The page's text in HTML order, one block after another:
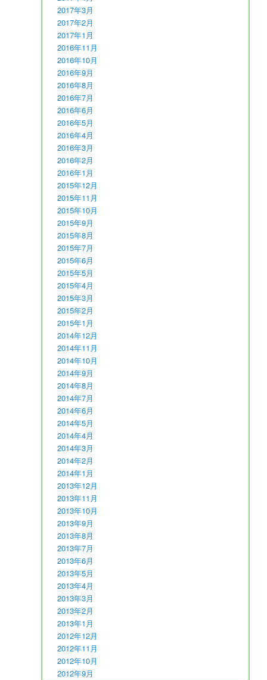
2017年3月
2017年2月
2017年1月
2016年11月
2016年10月
2016年9月
2016年8月
2016年7月
2016年6月
2016年5月
2016年4月
2016年3月
2016年2月
2016年1月
2015年12月
2015年11月
2015年10月
2015年9月
2015年8月
2015年7月
2015年6月
2015年5月
2015年4月
2015年3月
2015年2月
2015年1月
2014年12月
2014年11月
2014年10月
2014年9月
2014年8月
2014年7月
2014年6月
2014年5月
2014年4月
2014年3月
2014年2月
2014年1月
2013年12月
2013年11月
2013年10月
2013年9月
2013年8月
2013年7月
2013年6月
2013年5月
2013年4月
2013年3月
2013年2月
2013年1月
2012年12月
2012年11月
2012年10月
2012年9月